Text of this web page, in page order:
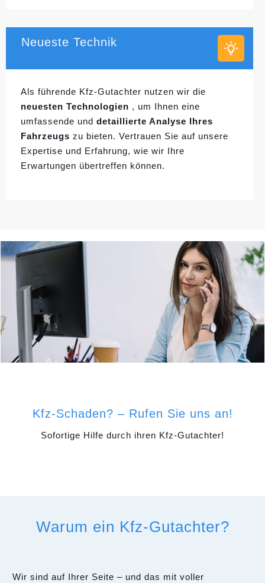
Neueste Technik
Als führende Kfz-Gutachter nutzen wir die
neuesten Technologien , um Ihnen eine
umfassende und detaillierte Analyse Ihres
Fahrzeugs zu bieten. Vertrauen Sie auf unsere
Expertise und Erfahrung, wie wir Ihre
Erwartungen übertreffen können.
Kfz-Schaden? – Rufen Sie uns an!
Sofortige Hilfe durch ihren Kfz-Gutachter!
Warum ein Kfz-Gutachter?
Wir sind auf Ihrer Seite – und das mit voller